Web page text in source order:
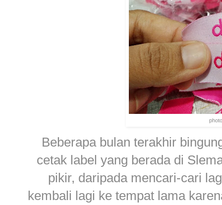
Beberapa bulan terakhir
cetak label yang berada di
pikir, daripada mencari-cari
kembali lagi ke tempat lama